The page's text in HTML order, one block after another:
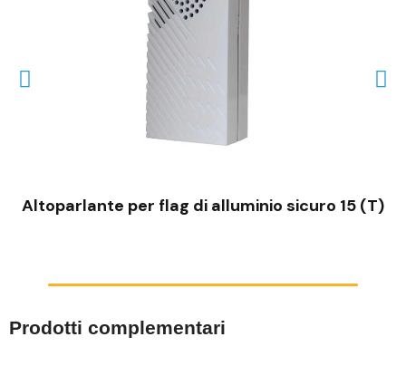
Altoparlante per flag di alluminio sicuro 15 (T)
Prodotti complementari